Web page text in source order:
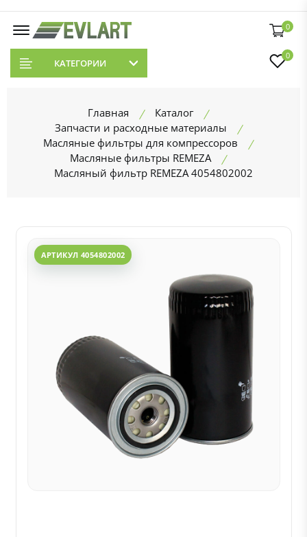
0
КАТЕГОРИИ
0
Главная
Каталог
Запчасти и расходные материалы
Масляные фильтры для компрессоров
Масляные фильтры REMEZA
Масляный фильтр REMEZA 4054802002
АРТИКУЛ 4054802002